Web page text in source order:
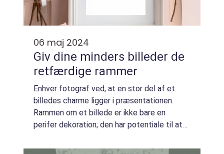
06 maj 2024
Giv dine minders billeder de
retfærdige rammer
Enhver fotograf ved, at en stor del af et
billedes charme ligger i præsentationen.
Rammen om et billede er ikke bare en
perifer dekoration; den har potentiale til at
og endda påvirke den følelsesmæssige